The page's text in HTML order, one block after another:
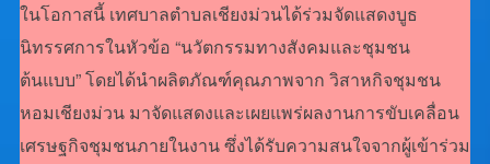
ในโอกาสนี้ เทศบาลตำบลเชียงม่วนได้ร่วมจัดแสดงบูธ
นิทรรศการในหัวข้อ “นวัตกรรมทางสังคมและชุมชน
ต้นแบบ” โดยได้นำผลิตภัณฑ์คุณภาพจาก วิสาหกิจชุมชน
หอมเชียงม่วน มาจัดแสดงและเผยแพร่ผลงานการขับเคลื่อน
เศรษฐกิจชุมชนภายในงาน ซึ่งได้รับความสนใจจากผู้เข้าร่วม